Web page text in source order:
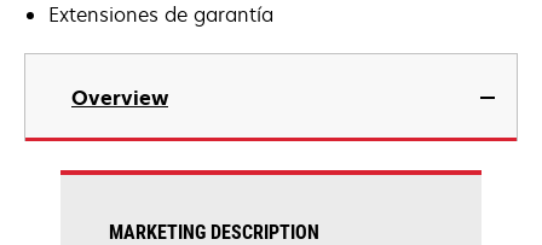
Extensiones de garantía
Overview
MARKETING DESCRIPTION